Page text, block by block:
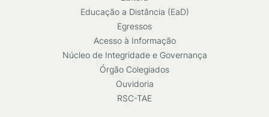
Educação a Distância (EaD)
Egressos
Acesso à Informação
Núcleo de Integridade e Governança
Órgão Colegiados
Ouvidoria
RSC-TAE